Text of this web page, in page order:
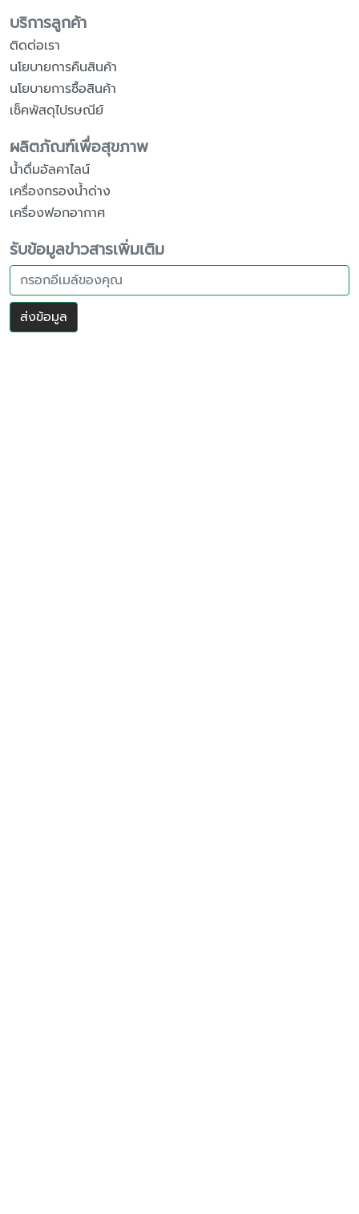
บริการลูกค้า
ติดต่อเรา
นโยบายการคืนสินค้า
นโยบายการซื้อสินค้า
เช็คพัสดุไปรษณีย์
ผลิตภัณฑ์เพื่อสุขภาพ
น้ำดื่มอัลคาไลน์
เครื่องกรองน้ำด่าง
เครื่องฟอกอากาศ
รับข้อมูลข่าวสารเพิ่มเติม
ส่งข้อมูล